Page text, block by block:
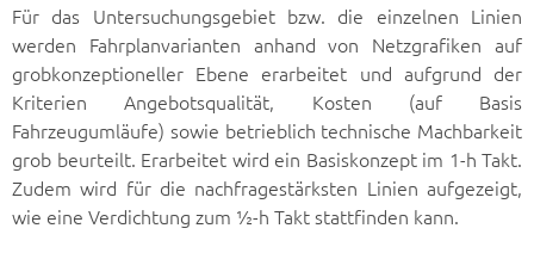
Für das Untersuchungsgebiet bzw. die einzelnen Linien
werden Fahrplanvarianten anhand von Netzgrafiken auf
grobkonzeptioneller Ebene erarbeitet und aufgrund der
Kriterien Angebotsqualität, Kosten (auf Basis
Fahrzeugumläufe) sowie betrieblich technische Machbarkeit
grob beurteilt. Erarbeitet wird ein Basiskonzept im 1-h Takt.
Zudem wird für die nachfragestärksten Linien aufgezeigt,
wie eine Verdichtung zum ½-h Takt stattfinden kann.